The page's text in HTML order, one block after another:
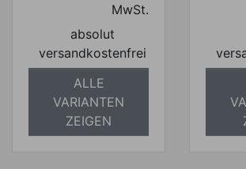
MwSt.
absolut
versandkostenfrei
ALLE
VARIANTEN
ZEIGEN